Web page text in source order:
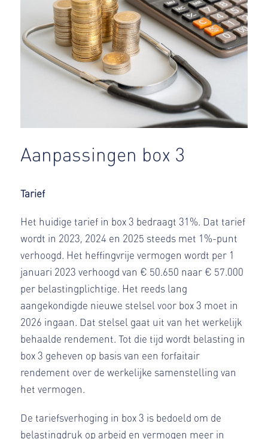
Aanpassingen box 3
Tarief
Het huidige tarief in box 3 bedraagt 31%. Dat tarief
wordt in 2023, 2024 en 2025 steeds met 1%-punt
verhoogd. Het heffingvrije vermogen wordt per 1
januari 2023 verhoogd van € 50.650 naar € 57.000
per belastingplichtige. Het reeds lang
aangekondigde nieuwe stelsel voor box 3 moet in
2026 ingaan. Dat stelsel gaat uit van het werkelijk
behaalde rendement. Tot die tijd wordt belasting in
box 3 geheven op basis van een forfaitair
rendement over de werkelijke samenstelling van
het vermogen.
De tariefsverhoging in box 3 is bedoeld om de
belastingdruk op arbeid en vermogen meer in